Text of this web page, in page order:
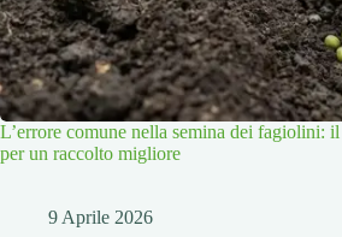
L’errore comune nella semina dei fagiolini:
per un raccolto migliore
9 Aprile 2026